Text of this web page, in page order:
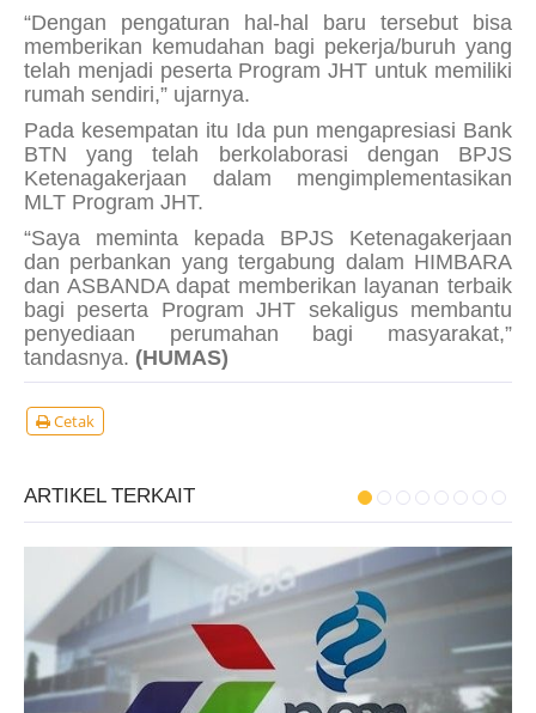
“Dengan pengaturan hal-hal baru tersebut bisa
memberikan kemudahan bagi pekerja/buruh yang
telah menjadi peserta Program JHT untuk memiliki
rumah sendiri,” ujarnya.
Pada kesempatan itu Ida pun mengapresiasi Bank
BTN yang telah berkolaborasi dengan BPJS
Ketenagakerjaan dalam mengimplementasikan
MLT Program JHT.
“Saya meminta kepada BPJS Ketenagakerjaan
dan perbankan yang tergabung dalam HIMBARA
dan ASBANDA dapat memberikan layanan terbaik
bagi peserta Program JHT sekaligus membantu
penyediaan perumahan bagi masyarakat,”
tandasnya. (HUMAS)
Cetak
ARTIKEL TERKAIT